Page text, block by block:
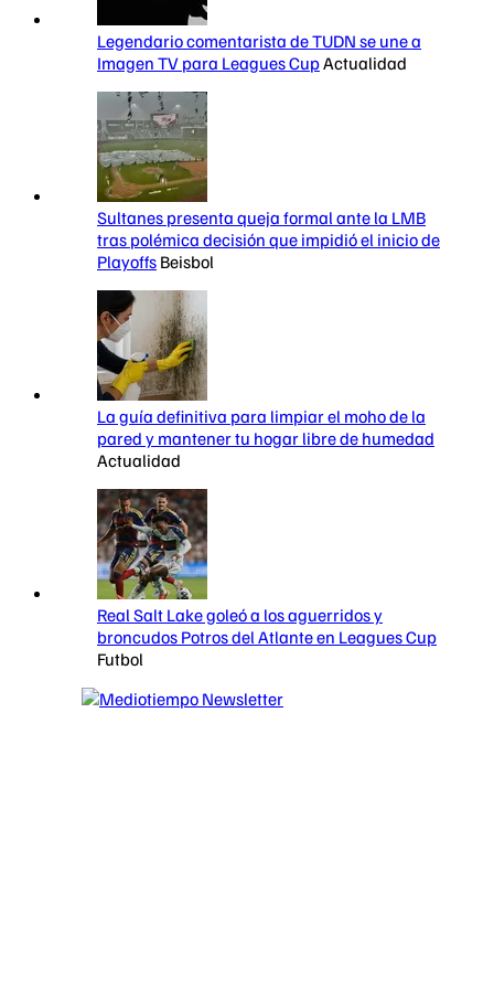
Legendario comentarista de TUDN se une a
Imagen TV para Leagues CupActualidad
Sultanes presenta queja formal ante la LMB
tras polémica decisión que impidió el inicio de
Playoffs Beisbol
La guía definitiva para limpiar el moho de la
pared y mantener tu hogar libre de humedad
Actualidad
Real Salt Lake goleó a los aguerridos y
broncudos Potros del Atlante en Leagues Cup
Futbol